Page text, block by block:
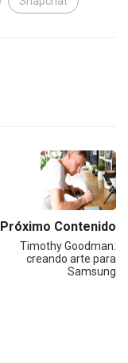
Próximo Contenido
Timothy Goodman:
creando arte para
Samsung